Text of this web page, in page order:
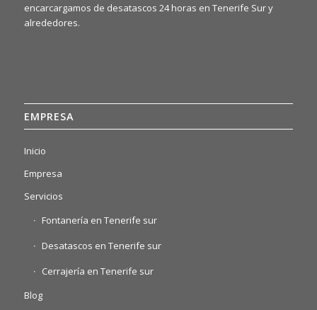
encarcargamos de desatascos 24 horas en Tenerife Sur y
alrededores.
EMPRESA
Inicio
Empresa
Servicios
Fontanería en Tenerife sur
Desatascos en Tenerife sur
Cerrajería en Tenerife sur
Blog